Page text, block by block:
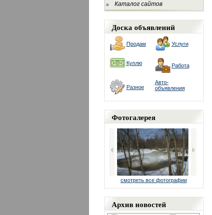
Каталог сайтов
Доска объявлений
Продам Услуги
Куплю Работа
Разное
Авто-
объявления
Фотогалерея
смотреть все фотографии
Архив новостей